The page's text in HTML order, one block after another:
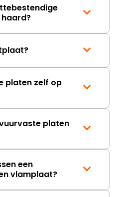
platen zelf op
platen
een
vlamplaat?